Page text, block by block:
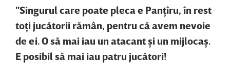
"Singurul care poate pleca e Panţîru, în rest
toţi jucătorii rămân, pentru că avem nevoie
de ei. O să mai iau un atacant şi un mijlocaş.
E posibil să mai iau patru jucători!